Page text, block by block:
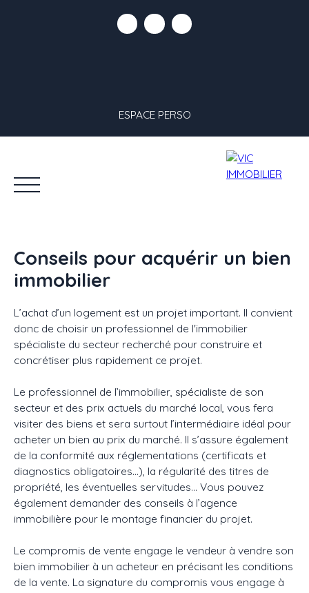
ESPACE PERSO
ACHETER LOUER VENDRE GESTION LOCATIVE
Conseils pour acquérir un bien
immobilier
L’achat d’un logement est un projet important. Il convient
donc de choisir un professionnel de l'immobilier
spécialiste du secteur recherché pour construire et
concrétiser plus rapidement ce projet.
Le professionnel de l’immobilier, spécialiste de son
secteur et des prix actuels du marché local, vous fera
visiter des biens et sera surtout l’intermédiaire idéal pour
acheter un bien au prix du marché. Il s’assure également
de la conformité aux réglementations (certificats et
diagnostics obligatoires...), la régularité des titres de
propriété, les éventuelles servitudes... Vous pouvez
également demander des conseils à l’agence
immobilière pour le montage financier du projet.
Le compromis de vente engage le vendeur à vendre son
bien immobilier à un acheteur en précisant les conditions
de la vente. La signature du compromis vous engage à